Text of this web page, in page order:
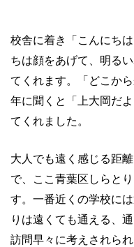
校舎に着き「こんにち
ちは顔をあげて、明る
てくれます。「どこか
年に聞くと「上大岡だ
てくれました。
大人でも遠く感じる距
で、ここ青葉区しらと
す。一番近くの学校に
りは遠くても通える、
訪問早々に考えされら